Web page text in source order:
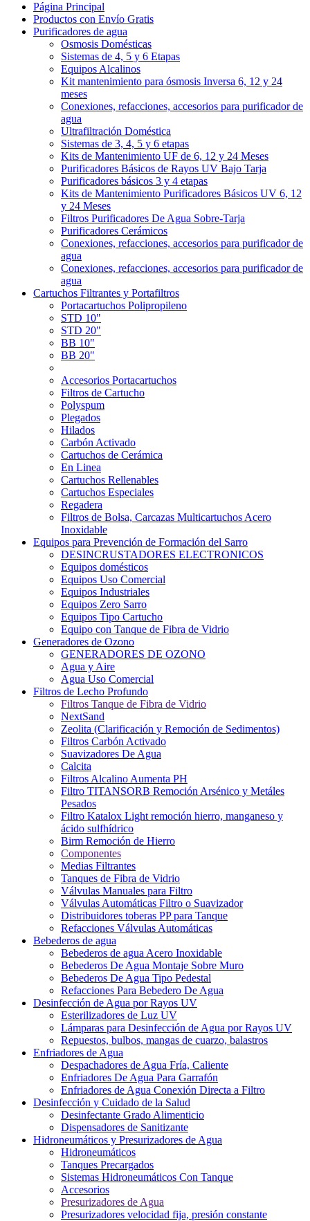
Página Principal
Productos con Envío Gratis
Purificadores de agua
Osmosis Domésticas
Sistemas de 4, 5 y 6 Etapas
Equipos Alcalinos
Kit mantenimiento para ósmosis Inversa 6, 12 y 24
meses
Conexiones, refacciones, accesorios para purificador de
agua
Ultrafiltración Doméstica
Sistemas de 3, 4, 5 y 6 etapas
Kits de Mantenimiento UF de 6, 12 y 24 Meses
Purificadores Básicos de Rayos UV Bajo Tarja
Purificadores básicos 3 y 4 etapas
Kits de Mantenimiento Purificadores Básicos UV 6, 12
y 24 Meses
Filtros Purificadores De Agua Sobre-Tarja
Purificadores Cerámicos
Conexiones, refacciones, accesorios para purificador de
agua
Conexiones, refacciones, accesorios para purificador de
agua
Cartuchos Filtrantes y Portafiltros
Portacartuchos Polipropileno
STD 10"
STD 20"
BB 10"
BB 20"
Accesorios Portacartuchos
Filtros de Cartucho
Polyspum
Plegados
Hilados
Carbón Activado
Cartuchos de Cerámica
En Linea
Cartuchos Rellenables
Cartuchos Especiales
Regadera
Filtros de Bolsa, Carcazas Multicartuchos Acero
Inoxidable
Equipos para Prevención de Formación del Sarro
DESINCRUSTADORES ELECTRONICOS
Equipos domésticos
Equipos Uso Comercial
Equipos Industriales
Equipos Zero Sarro
Equipos Tipo Cartucho
Equipo con Tanque de Fibra de Vidrio
Generadores de Ozono
GENERADORES DE OZONO
Agua y Aire
Agua Uso Comercial
Filtros de Lecho Profundo
Filtros Tanque de Fibra de Vidrio
NextSand
Zeolita (Clarificación y Remoción de Sedimentos)
Filtros Carbón Activado
Suavizadores De Agua
Calcita
Filtros Alcalino Aumenta PH
Filtro TITANSORB Remoción Arsénico y Metáles
Pesados
Filtro Katalox Light remoción hierro, manganeso y
ácido sulfhídrico
Birm Remoción de Hierro
Componentes
Medias Filtrantes
Tanques de Fibra de Vidrio
Válvulas Manuales para Filtro
Válvulas Automáticas Filtro o Suavizador
Distribuidores toberas PP para Tanque
Refacciones Válvulas Automáticas
Bebederos de agua
Bebederos de agua Acero Inoxidable
Bebederos De Agua Montaje Sobre Muro
Bebederos De Agua Tipo Pedestal
Refacciones Para Bebedero De Agua
Desinfección de Agua por Rayos UV
Esterilizadores de Luz UV
Lámparas para Desinfección de Agua por Rayos UV
Repuestos, bulbos, mangas de cuarzo, balastros
Enfriadores de Agua
Despachadores de Agua Fría, Caliente
Enfriadores De Agua Para Garrafón
Enfriadores de Agua Conexión Directa a Filtro
Desinfección y Cuidado de la Salud
Desinfectante Grado Alimenticio
Dispensadores de Sanitizante
Hidroneumáticos y Presurizadores de Agua
Hidroneumáticos
Tanques Precargados
Sistemas Hidroneumáticos Con Tanque
Accesorios
Presurizadores de Agua
Presurizadores velocidad fija, presión constante